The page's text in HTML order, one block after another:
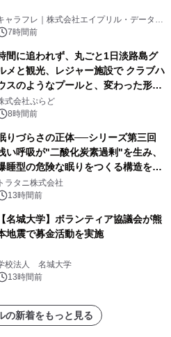
ャラフレ｜株式会社エイプリル・データ・
ザインズ
7時間前
間に追われず、丸ごと1日淡路島グ
メと観光、レジャー施設で クラブハ
スのようなプールと、変わった形の
ウナも 「THE BOXY AWAJI」のお
な素泊まり連泊プランで
式会社ぷらど
8時間前
りづらさの正体──シリーズ第三回
い呼吸が"二酸化炭素過剰"を生み、
睡型の危険な眠りをつくる構造を解
説
トラタニ株式会社
13時間前
【名城大学】ボランティア協議会が熊
地震で募金活動を実施
校法人 名城大学
13時間前
の新着をもっと見る